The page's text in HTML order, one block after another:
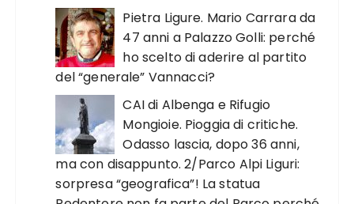
Pietra Ligure. Mario Carrara da
47 anni a Palazzo Golli: perché
ho scelto di aderire al partito
del “generale” Vannacci?
CAI di Albenga e Rifugio
Mongioie. Pioggia di critiche.
Odasso lascia, dopo 36 anni,
ma con disappunto. 2/Parco Alpi Liguri:
sorpresa “geografica”! La statua